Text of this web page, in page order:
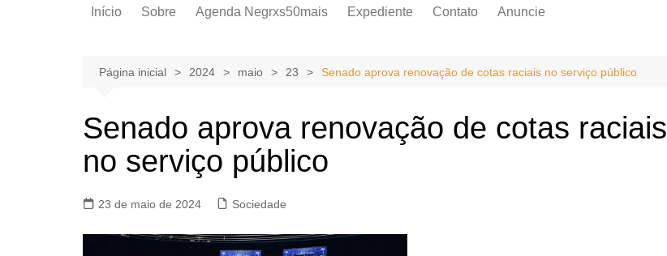
Início Sobre Agenda Negrxs50mais Expediente Contato Anuncie
Página inicial 2024 maio 23 Senado aprova renovação de cotas raciais no serviço público
Senado aprova renovação de cotas raciais
no serviço público
23 de maio de 2024 Sociedade